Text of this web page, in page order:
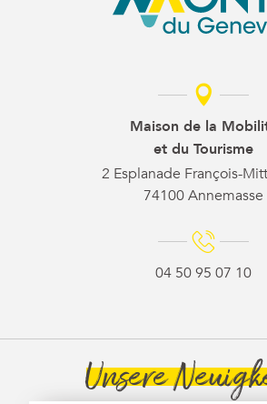
Maison de la
et du Tourisme
2 Esplanade François-
74100 Annemasse
04 50 95 07 10
Unsere